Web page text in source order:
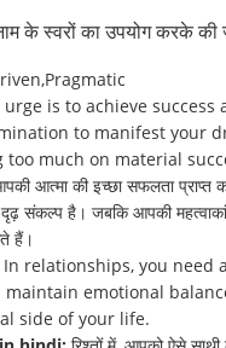
के स्वरों का उपयोग करके की
urge is to achieve
to manifest your
too much on material
आत्मा की इच्छा सफलता
संकल्प है। जबकि आपकी
हैं।
In relationships, you need
emotional
side of your life.